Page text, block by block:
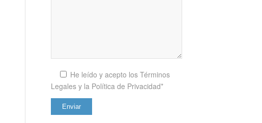
He leído y acepto los Términos
Legales y la Política de Privacidad*